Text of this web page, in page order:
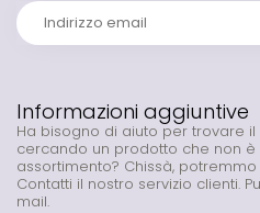
Informazioni aggiuntive
Ha bisogno di aiuto per trovare
cercando un prodotto che non
assortimento? Chissà,
Contatti il nostro servizio clienti.
mail.